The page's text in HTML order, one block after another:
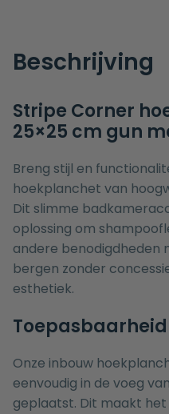
Beschrijving
Stripe Corner
25×25 cm gun
Breng stijl en
hoekplanchet van
Dit slimme
oplossing om
andere benodigdheden
bergen zonder
esthetiek.
Toepasbaarheid
Onze inbouw
eenvoudig in de voeg
geplaatst. Dit maakt